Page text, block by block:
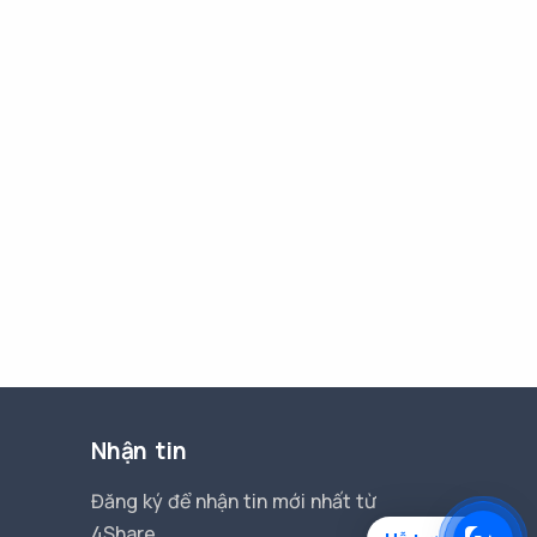
Nhận tin
Đăng ký để nhận tin mới nhất từ